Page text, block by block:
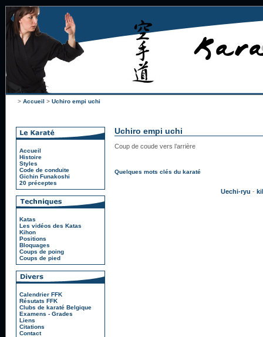
> Accueil > Uchiro empi uchi
Accueil
Histoire
Styles
Code de conduite
Gichin Funakoshi
20 préceptes
Katas
Les vidéos des Katas
Kihon
Positions
Bloquages
Coups de poing
Coups de pied
Calendrier FFK
Résutats FFK
Clubs de karaté Belgique
Examens - Grades
Liens
Citations
Contact
Uchiro empi uchi
Coup de coude vers l’arrière
Quelques mots clés du karaté
Uechi-ryu -